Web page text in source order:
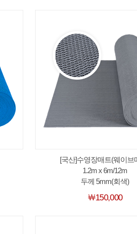
[국산]수영장매트(웨이브
1.2m x 6m/12m
두께 5mm(회색)
￦150,000